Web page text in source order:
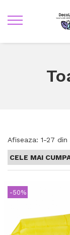
Afiseaza: 1-27 din
-50%